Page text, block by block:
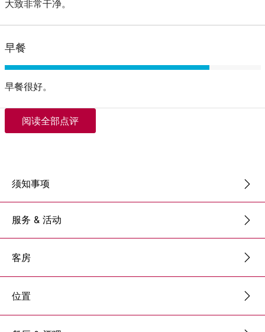
大致非常干净。
早餐
早餐很好。
阅读全部点评
须知事项
服务 & 活动
客房
位置